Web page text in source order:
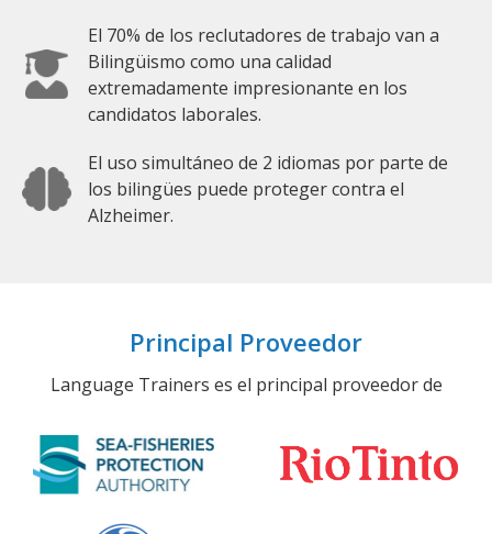
El 70% de los reclutadores de trabajo van a
Bilingüismo como una calidad
extremadamente impresionante en los
candidatos laborales.
El uso simultáneo de 2 idiomas por parte de
los bilingües puede proteger contra el
Alzheimer.
Principal Proveedor
Language Trainers es el principal proveedor de